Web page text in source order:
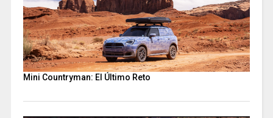
Mini Countryman: El Último Reto